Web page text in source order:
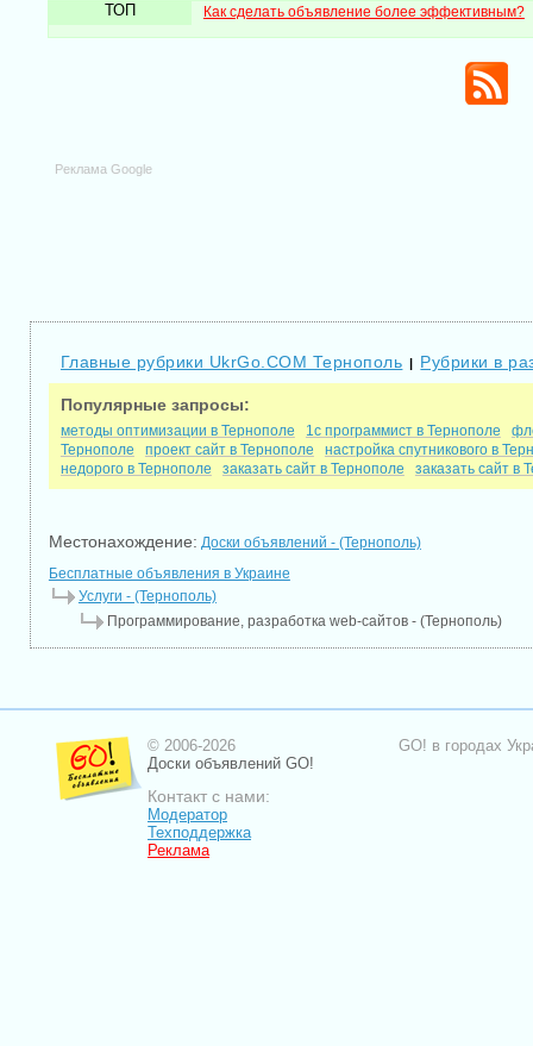
ТОП Как сделать объявление более эффективным?
Реклама Google
Главные рубрики UkrGo.COM Тернополь | Рубрики в
Популярные запросы:
методы оптимизации в Тернополе 1с программист в Тернополе
Тернополе
проект сайт в Тернополе
настройка спутникового в
недорого в Тернополе
заказать сайт в Тернополе заказать сайт в
Местонахождение: Доски объявлений - (Тернополь)
Бесплатные объявления в Украине
Услуги - (Тернополь)
Программирование, разработка web-сайтов - (Тернополь)
© 2006-2026
Доски объявлений GO!
Контакт с нами:
Модератор
Техподдержка
Реклама
GO! в городах